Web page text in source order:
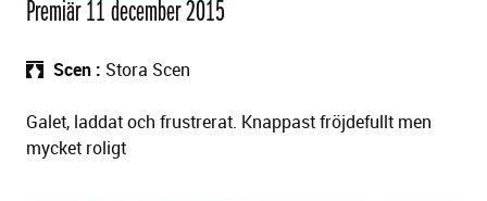
Premiär 11 december 2015
Scen Stora Scen
Galet, laddat och frustrerat. Knappast fröjdefullt men
mycket roligt